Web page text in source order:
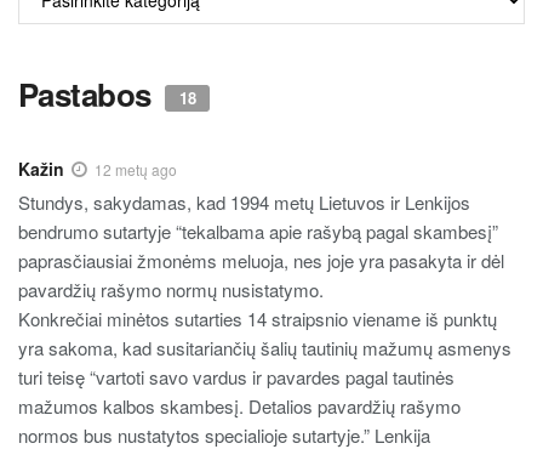
TURINYS
Pastabos 18
Kažin 12 metų ago
Stundys, sakydamas, kad 1994 metų Lietuvos ir Lenkijos
bendrumo sutartyje “tekalbama apie rašybą pagal skambesį”
paprasčiausiai žmonėms meluoja, nes joje yra pasakyta ir dėl
pavardžių rašymo normų nusistatymo.
Konkrečiai minėtos sutarties 14 straipsnio viename iš punktų
yra sakoma, kad susitariančių šalių tautinių mažumų asmenys
turi teisę “vartoti savo vardus ir pavardes pagal tautinės
mažumos kalbos skambesį. Detalios pavardžių rašymo
normos bus nustatytos specialioje sutartyje.” Lenkija